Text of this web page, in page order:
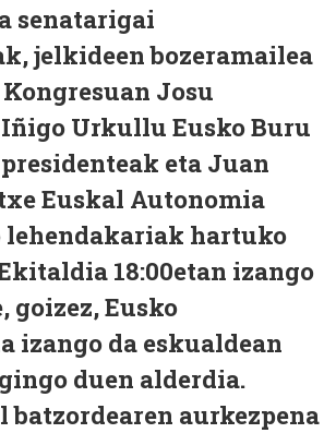
senatarigai
jelkideen bozeramailea
Josu
Urkullu Eusko Buru
eta Juan
Euskal Autonomia
lehendakariak hartuko
18:00etan izango
goizez, Eusko
izango da eskualdean
duen alderdia.
batzordearen aurkezpena